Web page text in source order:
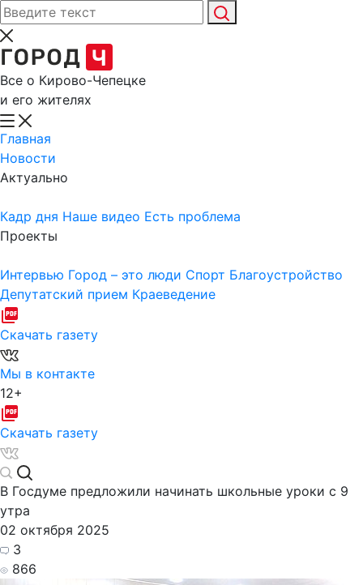
Все о Кирово-Чепецке
и его жителях
Главная
Новости
Актуально
Кадр дня Наше видео Есть проблема
Проекты
Интервью Город – это люди Спорт Благоустройство
Депутатский прием Краеведение
Скачать газету
Мы в контакте
12+
Скачать газету
В Госдуме предложили начинать школьные уроки с 9
утра
02 октября 2025
3
866